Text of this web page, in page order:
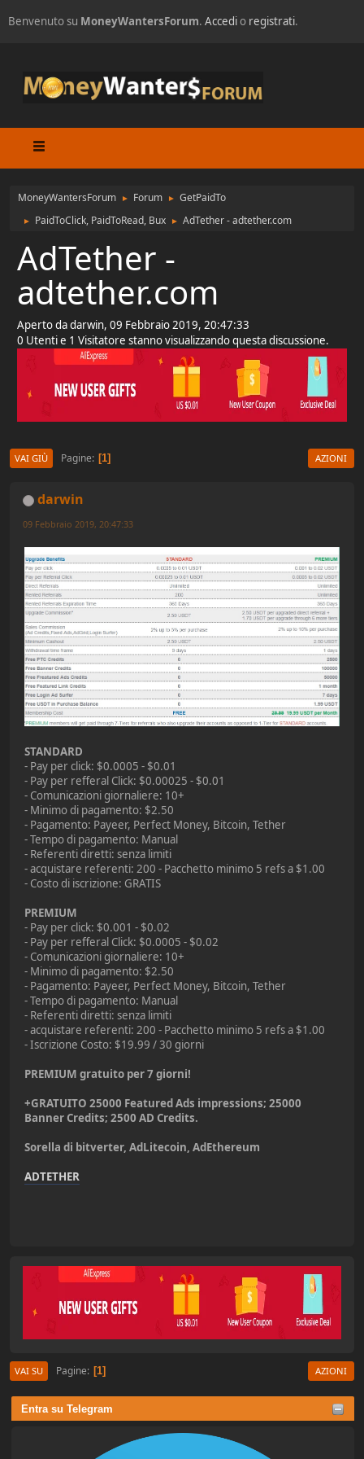
Benvenuto su MoneyWantersForum. Accedio registrati.
MoneyWantersForum ► Forum ► GetPaidTo
► PaidToClick, PaidToRead, Bux ► AdTether - adtether.com
Entra su Telegram
AdTether -
adtether.com
Aperto da darwin, 09 Febbraio 2019, 20:47:33
0 Utenti e 1 Visitatore stanno visualizzando questa discussione.
VAI GIÙ Pagine 1 AZIONI
darwin
09 Febbraio 2019, 20:47:33
STANDARD
- Pay per click: $0.0005 - $0.01
- Pay per refferal Click: $0.00025 - $0.01
- Comunicazioni giornaliere: 10+
- Minimo di pagamento: $2.50
- Pagamento: Payeer, Perfect Money, Bitcoin, Tether
- Tempo di pagamento: Manual
- Referenti diretti: senza limiti
- acquistare referenti: 200 - Pacchetto minimo 5 refs a $1.00
- Costo di iscrizione: GRATIS
PREMIUM
- Pay per click: $0.001 - $0.02
- Pay per refferal Click: $0.0005 - $0.02
- Comunicazioni giornaliere: 10+
- Minimo di pagamento: $2.50
- Pagamento: Payeer, Perfect Money, Bitcoin, Tether
- Tempo di pagamento: Manual
- Referenti diretti: senza limiti
- acquistare referenti: 200 - Pacchetto minimo 5 refs a $1.00
- Iscrizione Costo: $19.99 / 30 giorni
PREMIUM gratuito per 7 giorni!
+GRATUITO 25000 Featured Ads impressions; 25000
Banner Credits; 2500 AD Credits.
Sorella di bitverter, AdLitecoin, AdEthereum
ADTETHER
VAI SU Pagine 1 AZIONI